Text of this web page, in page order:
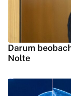
Darum
Nolte